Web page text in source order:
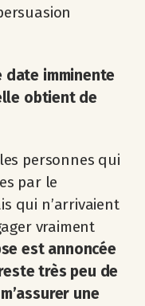
date imminente
obtient de
les personnes qui
par le
qui n’arrivaient
vraiment
est annoncée
très peu de
une